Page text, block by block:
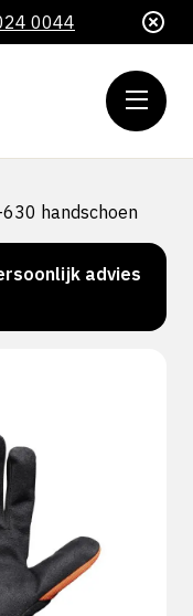
0044
630 handschoen
advies? Bel